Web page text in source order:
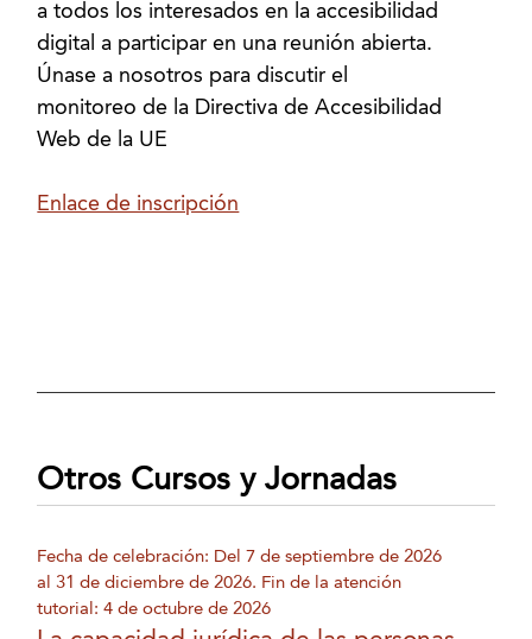
a todos los interesados ​​en la accesibilidad
digital a participar en una reunión abierta.
Únase a nosotros para discutir el
monitoreo de la Directiva de Accesibilidad
Web de la UE
Enlace de inscripción
Otros Cursos y Jornadas
Fecha de celebración: Del 7 de septiembre de 2026
al 31 de diciembre de 2026. Fin de la atención
tutorial: 4 de octubre de 2026